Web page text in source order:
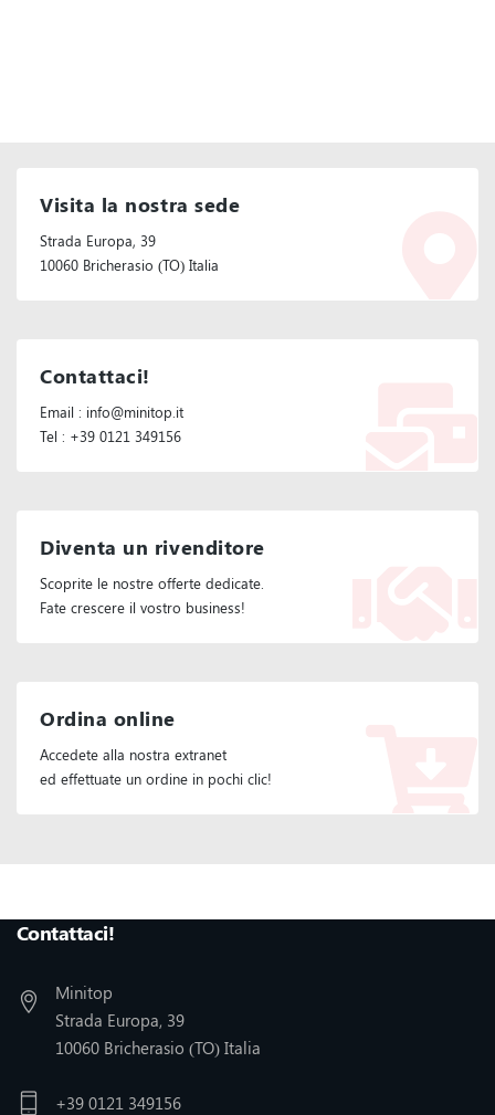
Visita la nostra sede
Strada Europa, 39
10060 Bricherasio (TO) Italia
Contattaci!
Email : info@minitop.it
Tel : +39 0121 349156
Diventa un rivenditore
Scoprite le nostre offerte dedicate.
Fate crescere il vostro business!
Ordina online
Accedete alla nostra extranet
ed effettuate un ordine in pochi clic!
Contattaci!
Minitop
Strada Europa, 39
10060 Bricherasio (TO) Italia
+39 0121 349156